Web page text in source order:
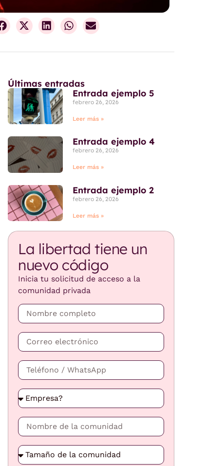
Últimas entradas
Entrada ejemplo 5
febrero 26, 2026
Leer más »
Entrada ejemplo 4
febrero 26, 2026
Leer más »
Entrada ejemplo 2
febrero 26, 2026
Leer más »
La libertad tiene un
nuevo código
Inicia tu solicitud de acceso a la
comunidad privada